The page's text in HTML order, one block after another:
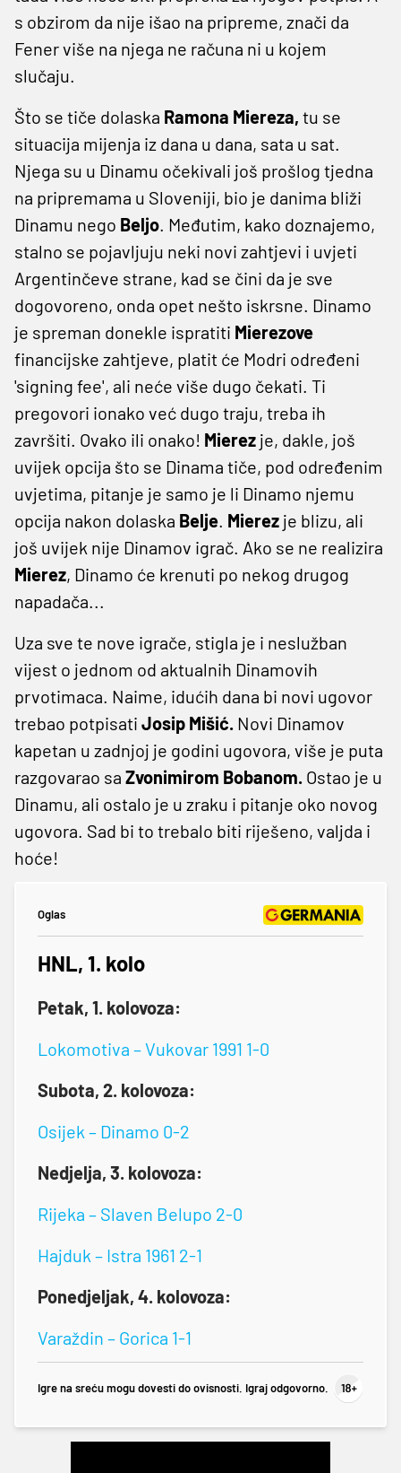
s obzirom da nije išao na pripreme, znači da
Fener više na njega ne računa ni u kojem
slučaju.
Što se tiče dolaska Ramona Miereza, tu se
situacija mijenja iz dana u dana, sata u sat.
Njega su u Dinamu očekivali još prošlog tjedna
na pripremama u Sloveniji, bio je danima bliži
Dinamu nego Beljo. Međutim, kako doznajemo,
stalno se pojavljuju neki novi zahtjevi i uvjeti
Argentinčeve strane, kad se čini da je sve
dogovoreno, onda opet nešto iskrsne. Dinamo
je spreman donekle ispratiti Mierezove
financijske zahtjeve, platit će Modri određeni
'signing fee', ali neće više dugo čekati. Ti
pregovori ionako već dugo traju, treba ih
završiti. Ovako ili onako! Mierez je, dakle, još
uvijek opcija što se Dinama tiče, pod određenim
uvjetima, pitanje je samo je li Dinamo njemu
opcija nakon dolaska Belje. Mierez je blizu, ali
još uvijek nije Dinamov igrač. Ako se ne realizira
Mierez, Dinamo će krenuti po nekog drugog
napadača...
Uza sve te nove igrače, stigla je i neslužban
vijest o jednom od aktualnih Dinamovih
prvotimaca. Naime, idućih dana bi novi ugovor
trebao potpisati Josip Mišić. Novi Dinamov
kapetan u zadnjoj je godini ugovora, više je puta
razgovarao sa Zvonimirom Bobanom. Ostao je u
Dinamu, ali ostalo je u zraku i pitanje oko novog
ugovora. Sad bi to trebalo biti riješeno, valjda i
hoće!
Oglas
HNL, 1. kolo
Petak, 1. kolovoza:
Lokomotiva – Vukovar 1991 1-0
Subota, 2. kolovoza:
Osijek – Dinamo 0-2
Nedjelja, 3. kolovoza:
Rijeka – Slaven Belupo 2-0
Hajduk – Istra 1961 2-1
Ponedjeljak, 4. kolovoza:
Varaždin – Gorica 1-1
Igre na sreću mogu dovesti do ovisnosti. Igraj odgovorno.